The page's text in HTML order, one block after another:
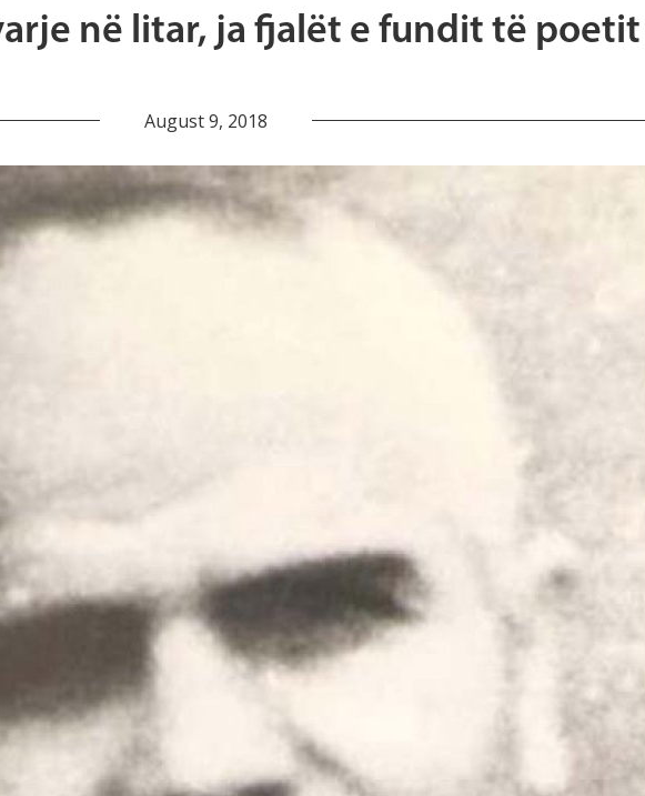
në litar, ja fjalët e fundit të poetit
August 9, 2018